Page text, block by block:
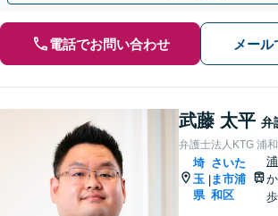
電話でお問い合わせ メー
武藤 太平 弁
弁護士法人KTG 浦
埼
玉
県
|
さいた
ま市浦
和区